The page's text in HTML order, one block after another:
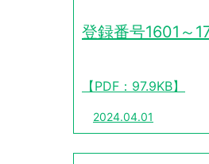
登録番号1601～
【PDF：97.9KB】
2024.04.01